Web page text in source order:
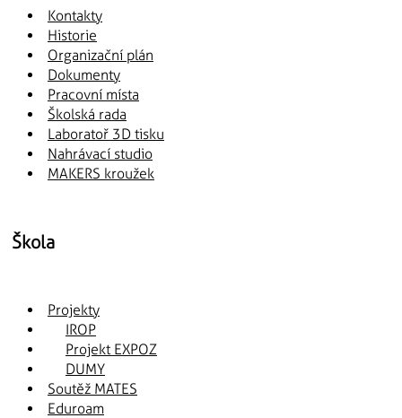
Kontakty
Historie
Organizační plán
Dokumenty
Pracovní místa
Školská rada
Laboratoř 3D tisku
Nahrávací studio
MAKERS kroužek
Škola
Projekty
IROP
Projekt EXPOZ
DUMY
Soutěž MATES
Eduroam